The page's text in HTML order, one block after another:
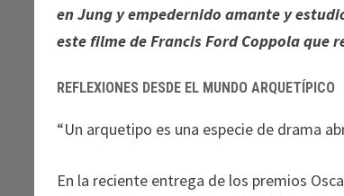
en Jung y empedernido amante y
este filme de Francis Ford Coppola
REFLEXIONES DESDE EL MUNDO ARQUETÍPICO
“Un arquetipo es una especie de drama
En la reciente entrega de los premios